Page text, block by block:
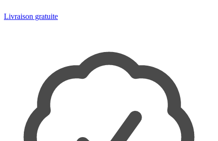
Livraison gratuite